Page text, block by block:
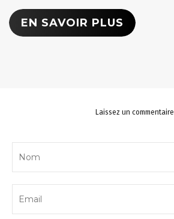
EN SAVOIR PLUS
Laissez un commentaire